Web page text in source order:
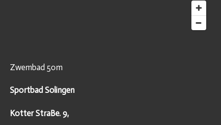
Zwembad 50m
Sportbad Solingen
Kotter StraBe. 9,